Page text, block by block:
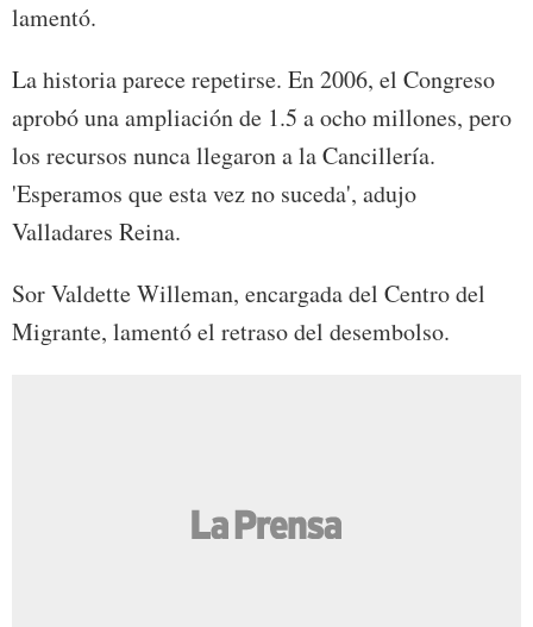
lamentó.
La historia parece repetirse. En 2006, el Congreso
aprobó una ampliación de 1.5 a ocho millones, pero
los recursos nunca llegaron a la Cancillería.
'Esperamos que esta vez no suceda', adujo
Valladares Reina.
Sor Valdette Willeman, encargada del Centro del
Migrante, lamentó el retraso del desembolso.